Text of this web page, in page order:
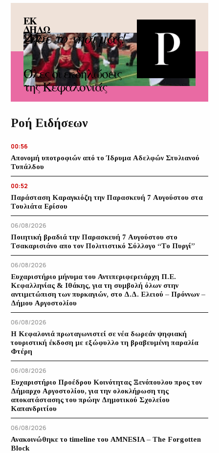
ΕΚ
ΔΗΛΩ
ΣΕΙΣ
Ζήσε το νησί μας!
Όλες οι εκδηλώσεις
της Κεφαλονιάς
Ροή Ειδήσεων
00:56
Απονομή υποτροφιών από το Ίδρυμα Αδελφών Στυλιανού
Τυπάλδου
00:52
Παράσταση Καραγκιόζη την Παρασκευή 7 Αυγούστου στα
Τουλιάτα Ερίσου
06/08/2026
Ποιητική βραδιά την Παρασκευή 7 Αυγούστου στο
Τσακαρισιάνο απο τον Πολιτιστικό Σύλλογο “Το Πυργί”
06/08/2026
Ευχαριστήριο μήνυμα του Αντιπεριφερειάρχη Π.Ε.
Κεφαλληνίας & Ιθάκης, για τη συμβολή όλων στην
αντιμετώπιση των πυρκαγιών, στο Δ.Δ. Ελειού – Πρόννων –
Δήμου Αργοστολίου
06/08/2026
Η Κεφαλονιά πρωταγωνιστεί σε νέα δωρεάν ψηφιακή
τουριστική έκδοση με εξώφυλλο τη βραβευμένη παραλία
Φτέρη
06/08/2026
Ευχαριστήριο Προέδρου Κοινότητας Ξενόπουλου προς τον
Δήμαρχο Αργοστολίου, για την ολοκλήρωση της
αποκατάστασης του πρώην Δημοτικού Σχολείου
Καπανδριτίου
06/08/2026
Ανακοινώθηκε το timeline του AMNESIA – The Forgotten
Block